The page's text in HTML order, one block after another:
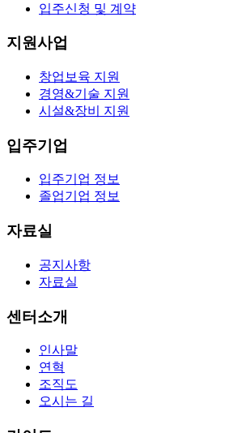
입주신청 및 계약
지원사업
창업보육 지원
경영&기술 지원
시설&장비 지원
입주기업
입주기업 정보
졸업기업 정보
자료실
공지사항
자료실
센터소개
인사말
연혁
조직도
오시는 길